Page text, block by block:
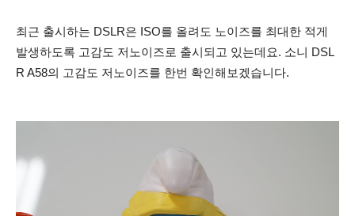
최근 출시하는 DSLR은 ISO를 올려도 노이즈를 최대한 적게
발생하도록 고감도 저노이즈로 출시되고 있는데요. 소니 DSL
R A58의 고감도 저노이즈를 한번 확인해보겠습니다.